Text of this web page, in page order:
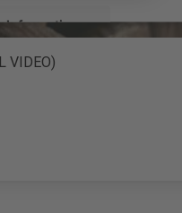
Informationen
VIDEO)